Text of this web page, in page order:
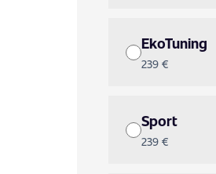
EkoTuning
239 €
Sport
239 €